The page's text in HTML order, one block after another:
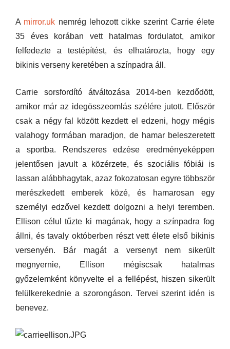
A mirror.uk nemrég lehozott cikke szerint Carrie élete
35 éves korában vett hatalmas fordulatot, amikor
felfedezte a testépítést, és elhatározta, hogy egy
bikinis verseny keretében a színpadra áll.
Carrie sorsfordító átváltozása 2014-ben kezdődött,
amikor már az idegösszeomlás szélére jutott. Először
csak a négy fal között kezdett el edzeni, hogy mégis
valahogy formában maradjon, de hamar beleszeretett
a sportba. Rendszeres edzése eredményeképpen
jelentősen javult a közérzete, és szociális fóbiái is
lassan alábbhagytak, azaz fokozatosan egyre többször
merészkedett emberek közé, és hamarosan egy
személyi edzővel kezdett dolgozni a helyi teremben.
Ellison célul tűzte ki magának, hogy a színpadra fog
állni, és tavaly októberben részt vett élete első bikinis
versenyén. Bár magát a versenyt nem sikerült
megnyernie, Ellison mégiscsak hatalmas
győzelemként könyvelte el a fellépést, hiszen sikerült
felülkerekednie a szorongáson. Tervei szerint idén is
benevez.